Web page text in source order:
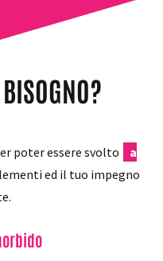
poter essere svolto
a
ed il tuo impegno